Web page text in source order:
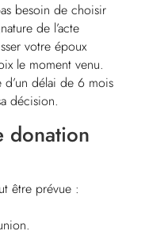
besoin de choisir
de l’acte
votre époux
le moment venu.
délai de 6 mois
décision.
donation
être prévue :